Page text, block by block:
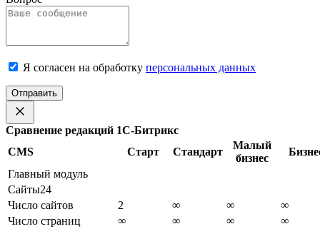
Я согласен на обработку персональных данных
Отправить
Сравнение редакций 1С-Битрикс
CMS
Старт Стандарт
Малый
бизнес
Главный модуль
Сайты24
Число сайтов
2 ∞ ∞
∞
Число страниц
∞ ∞ ∞
∞